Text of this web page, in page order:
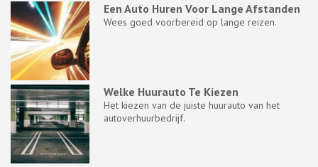
Een Auto Huren Voor Lange Afstanden
Wees goed voorbereid op lange reizen.
Welke Huurauto Te Kiezen
Het kiezen van de juiste huurauto van het
autoverhuurbedrijf.